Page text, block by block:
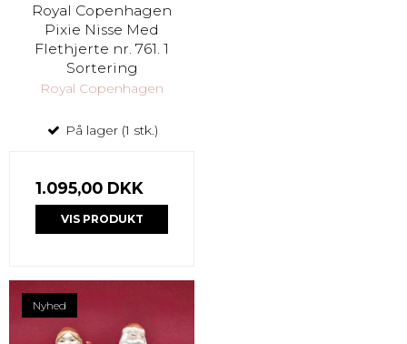
Royal Copenhagen
Pixie Nisse Med
Flethjerte nr. 761. 1
Sortering
Royal Copenhagen
På lager (1 stk.)
1.095,00 DKK
VIS PRODUKT
Nyhed